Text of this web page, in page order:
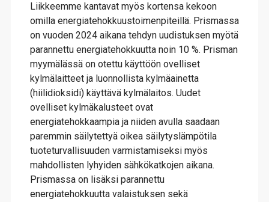
Liikkeemme kantavat myös kortensa kekoon
omilla energiatehokkuustoimenpiteillä. Prismassa
on vuoden 2024 aikana tehdyn uudistuksen myötä
parannettu energiatehokkuutta noin 10 %. Prisman
myymälässä on otettu käyttöön ovelliset
kylmälaitteet ja luonnollista kylmäainetta
(hiilidioksidi) käyttävä kylmälaitos. Uudet
ovelliset kylmäkalusteet ovat
energiatehokkaampia ja niiden avulla saadaan
paremmin säilytettyä oikea säilytyslämpötila
tuoteturvallisuuden varmistamiseksi myös
mahdollisten lyhyiden sähkökatkojen aikana.
Prismassa on lisäksi parannettu
energiatehokkuutta valaistuksen sekä